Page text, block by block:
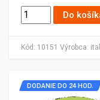
Kód: 10151 Výrobca:
Do
DODANIE DO 24 HOD.